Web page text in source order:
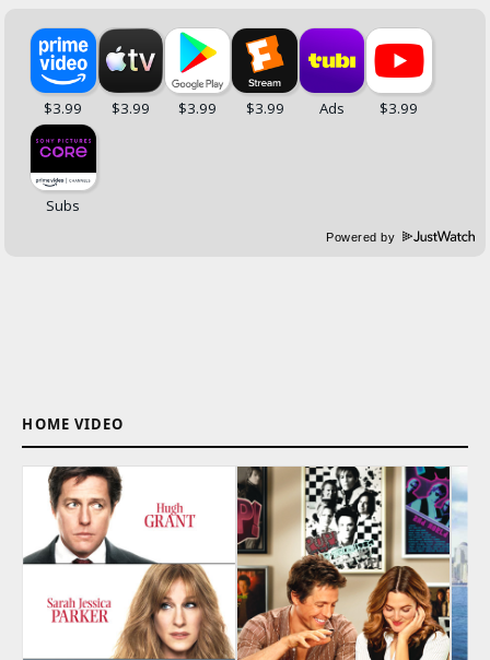
Powered by
HOME VIDEO